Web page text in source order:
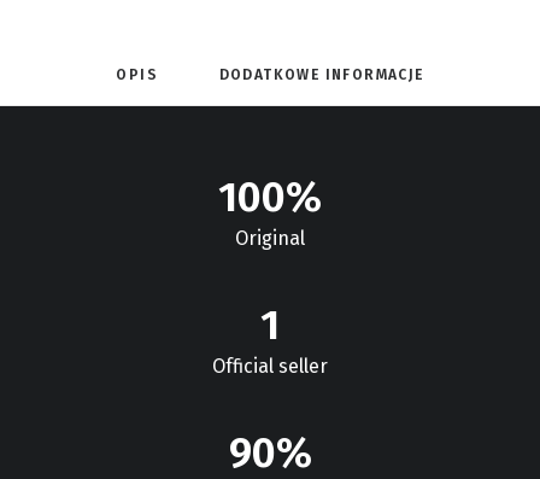
OPIS DODATKOWE INFORMACJE
100%
Original
1
Official seller
90%